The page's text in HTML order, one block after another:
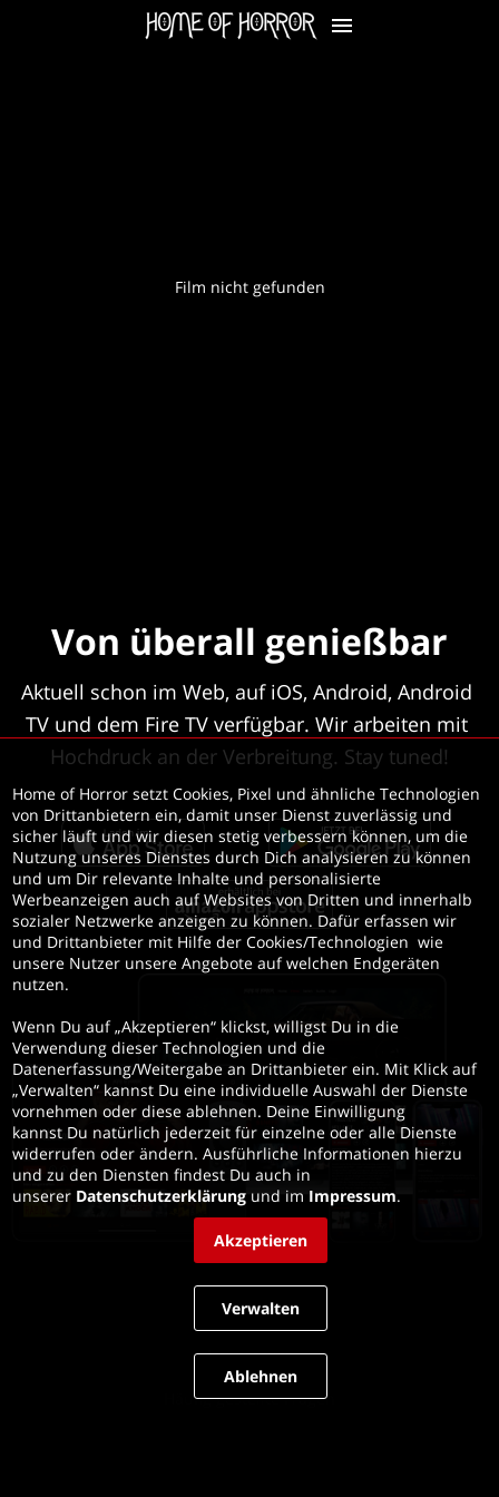
Film nicht gefunden
Home of Horror setzt Cookies, Pixel und ähnliche Technologien
von Drittanbietern ein, damit unser Dienst zuverlässig und
sicher läuft und wir diesen stetig verbessern können, um die
Nutzung unseres Dienstes durch Dich analysieren zu können
und um Dir relevante Inhalte und personalisierte
Werbeanzeigen auch auf Websites von Dritten und innerhalb
sozialer Netzwerke anzeigen zu können. Dafür erfassen wir
und Drittanbieter mit Hilfe der Cookies/Technologien  wie
unsere Nutzer unsere Angebote auf welchen Endgeräten
nutzen.
Wenn Du auf „Akzeptieren“ klickst, willigst Du in die
Verwendung dieser Technologien und die
Datenerfassung/Weitergabe an Drittanbieter ein. Mit Klick auf
„Verwalten“ kannst Du eine individuelle Auswahl der Dienste
vornehmen oder diese ablehnen. Deine Einwilligung
kannst Du natürlich jederzeit für einzelne oder alle Dienste
widerrufen oder ändern. Ausführliche Informationen hierzu
und zu den Diensten findest Du auch in
unserer Datenschutzerklärung und im Impressum.
Akzeptieren
Verwalten
Ablehnen
Von überall genießbar
Aktuell schon im Web, auf iOS, Android, Android
TV und dem Fire TV verfügbar. Wir arbeiten mit
Hochdruck an der Verbreitung. Stay tuned!
Impressum
Häufig gestellte Fragen